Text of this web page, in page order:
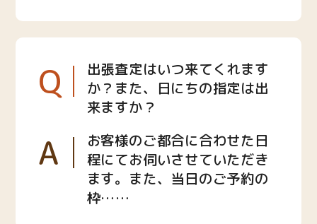
Q
出張査定はいつ来てくれます
か？また、日にちの指定は出
来ますか？
A
お客様のご都合に合わせた日
程にてお伺いさせていただき
ます。また、当日のご予約の
枠……